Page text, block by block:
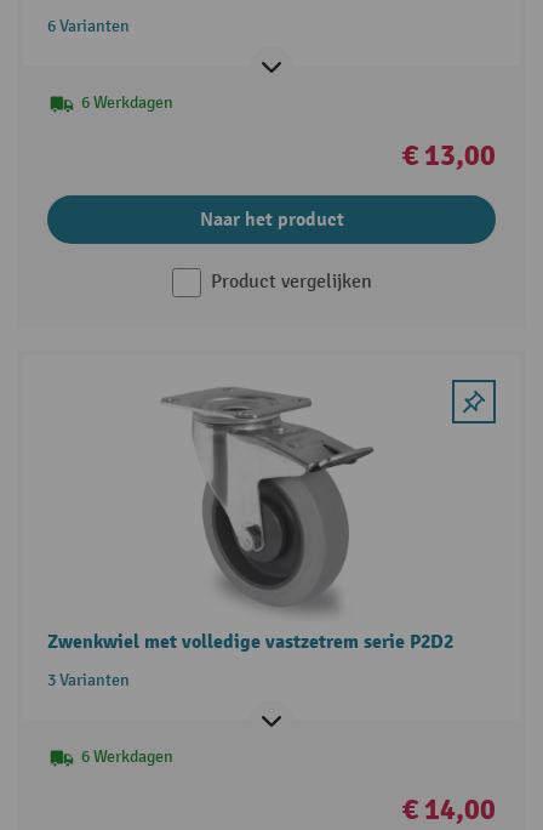
6 Varianten
6 Werkdagen
€ 13,00
Naar het product
Product vergelijken
Zwenkwiel met volledige vastzetrem serie P2D2
3 Varianten
6 Werkdagen
€ 14,00